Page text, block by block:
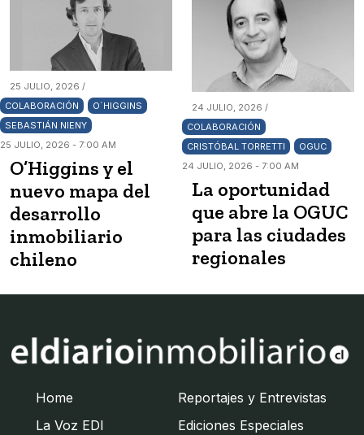
25 JULIO, 2026 /
COLABORACIÓN
O´HIGGINS
SEBASTIÁN NIENY
25 JULIO, 2026 - 7:00 AM
O’Higgins y el
nuevo mapa del
desarrollo
inmobiliario
chileno
24 JULIO, 2026 /
COLABORACIÓN
CRISTÓBAL TORRETTI
OGUC
24 JULIO, 2026 - 7:00 AM
La oportunidad
que abre la OGUC
para las ciudades
regionales
Home
La Voz EDI
Reportajes y Entrevistas
Ediciones Especiales